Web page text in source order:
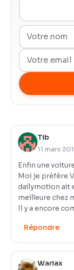
Tib
11 mars
Enfin une
Moi je préfère
dailymotion ait
meilleure chez
Il y a encore
Répondre
Wariax